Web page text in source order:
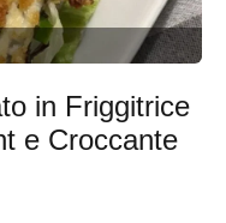
in Friggitrice
e Croccante